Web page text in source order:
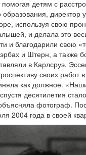
детям с
директор
используя свою
и делала это
и благодарили свою
и Штерн, а также
в Карлсруэ,
своих работ
как должное.
десятилетия
фотограф.
2004 года в своей